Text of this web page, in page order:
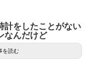
計をしたことがない
なんだけど
を読む